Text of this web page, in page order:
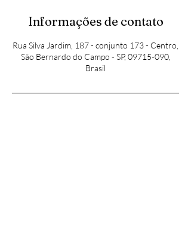
Informações de contato
Rua Silva Jardim, 187 - conjunto 173 - Centro,
São Bernardo do Campo - SP, 09715-090,
Brasil